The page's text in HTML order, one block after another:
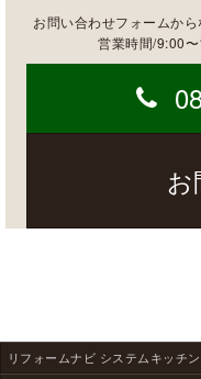
お問い合わせフォームから
営業時間/9:00
お
リフォームナビ システムキッチ